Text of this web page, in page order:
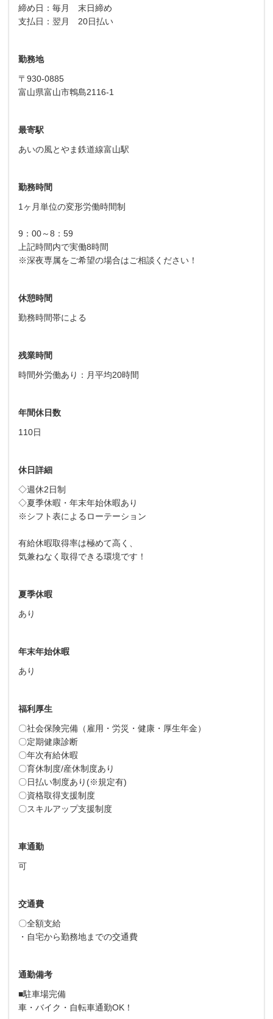
締め日：毎月 末日締め
支払日：翌月 20日払い
勤務地
〒930-0885
富山県富山市鵯島2116-1
最寄駅
あいの風とやま鉄道線富山駅
勤務時間
1ヶ月単位の変形労働時間制
9：00～8：59
上記時間内で実働8時間
※深夜専属をご希望の場合はご相談ください！
休憩時間
勤務時間帯による
残業時間
時間外労働あり：月平均20時間
年間休日数
110日
休日詳細
◇週休2日制
◇夏季休暇・年末年始休暇あり
※シフト表によるローテーション
有給休暇取得率は極めて高く、
気兼ねなく取得できる環境です！
夏季休暇
あり
年末年始休暇
あり
福利厚生
〇社会保険完備（雇用・労災・健康・厚生年金）
〇定期健康診断
〇年次有給休暇
〇育休制度/産休制度あり
〇日払い制度あり(※規定有)
〇資格取得支援制度
〇スキルアップ支援制度
車通勤
可
交通費
〇全額支給
・自宅から勤務地までの交通費
通勤備考
■駐車場完備
車・バイク・自転車通勤OK！